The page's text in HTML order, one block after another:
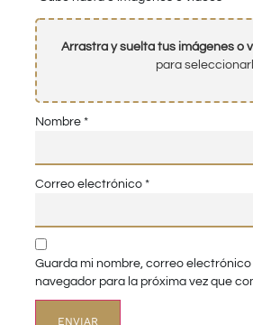
Arrastra y suelta tus imágenes o
para
Nombre *
Correo electrónico *
Guarda mi nombre, correo electrónico
navegador para la próxima vez que